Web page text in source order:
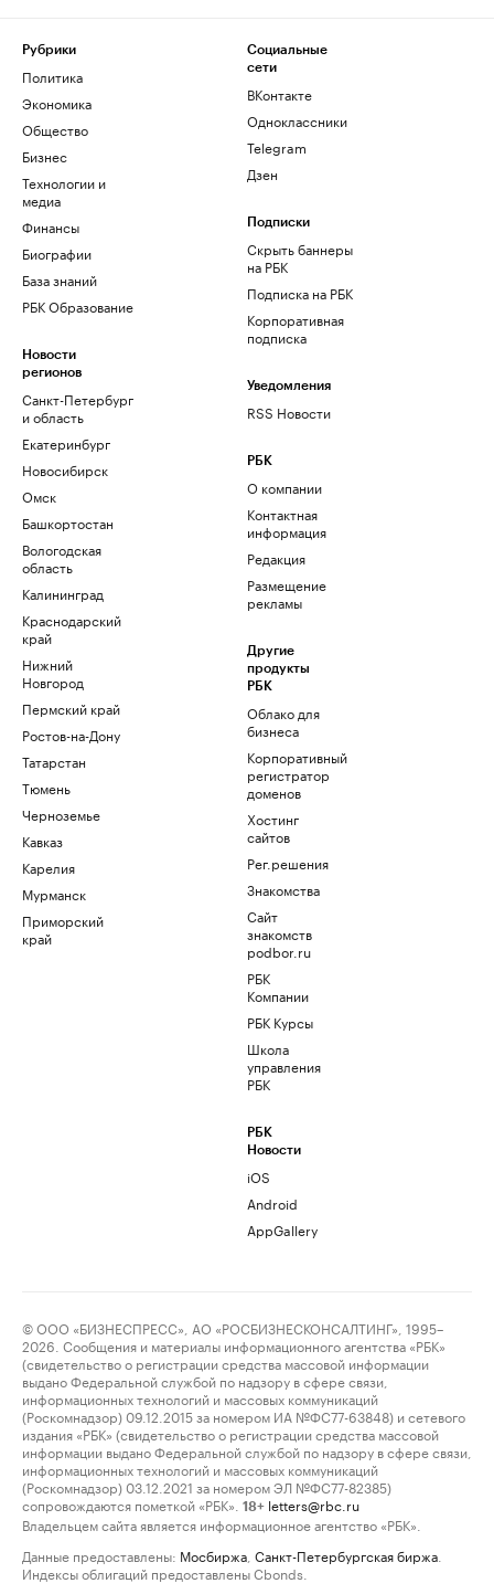
Рубрики
Политика
Экономика
Общество
Бизнес
Технологии и
медиа
Финансы
Биографии
База знаний
РБК Образование
Новости
регионов
Санкт-Петербург
и область
Екатеринбург
Новосибирск
Омск
Башкортостан
Вологодская
область
Калининград
Краснодарский
край
Нижний
Новгород
Пермский край
Ростов-на-Дону
Татарстан
Тюмень
Черноземье
Кавказ
Карелия
Мурманск
Приморский
край
Социальные
сети
ВКонтакте
Одноклассники
Telegram
Дзен
Подписки
Скрыть баннеры
на РБК
Подписка на РБК
Корпоративная
подписка
Уведомления
RSS Новости
РБК
О компании
Контактная
информация
Редакция
Размещение
рекламы
Другие
продукты
РБК
Облако для
бизнеса
Корпоративный
регистратор
доменов
Хостинг
сайтов
Рег.решения
Знакомства
Сайт
знакомств
podbor.ru
РБК
Компании
РБК Курсы
Школа
управления
РБК
РБК
Новости
iOS
Android
AppGallery
© ООО «БИЗНЕСПРЕСС», АО «РОСБИЗНЕСКОНСАЛТИНГ», 1995–
2026. Сообщения и материалы информационного агентства «РБК»
(свидетельство о регистрации средства массовой информации
выдано Федеральной службой по надзору в сфере связи,
информационных технологий и массовых коммуникаций
(Роскомнадзор) 09.12.2015 за номером ИА №ФС77-63848) и сетевого
издания «РБК» (свидетельство о регистрации средства массовой
информации выдано Федеральной службой по надзору в сфере связи,
информационных технологий и массовых коммуникаций
(Роскомнадзор) 03.12.2021 за номером ЭЛ №ФС77-82385)
сопровождаются пометкой «РБК».
18+ letters@rbc.ru
Владельцем сайта является информационное агентство «РБК».
Данные предоставлены: Мосбиржа Санкт-Петербургская биржа
Индексы облигаций предоставлены Cbonds.